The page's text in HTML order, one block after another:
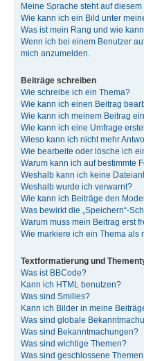
Meine Sprache steht auf
Wie kann ich ein Bild unter
Was ist mein Rang und wie
Wenn ich bei einem Benutzer
mich anzumelden.
Beiträge schreiben
Wie schreibe ich ein Thema?
Wie kann ich einen Beitrag
Wie kann ich meinem Beitrag
Wie kann ich eine Umfrage
Wieso kann ich nicht mehr
Wie bearbeite oder lösche ich
Warum kann ich auf bestimmte
Weshalb kann ich keine
Weshalb wurde ich verwarnt?
Wie kann ich Beiträge den
Was bewirkt die „Speichern“-
Warum muss mein Beitrag erst
Wie markiere ich ein Thema als
Textformatierung und
Was ist BBCode?
Kann ich HTML benutzen?
Was sind Smilies?
Kann ich Bilder in meine
Was sind globale
Was sind Bekanntmachungen?
Was sind wichtige Themen?
Was sind geschlossene